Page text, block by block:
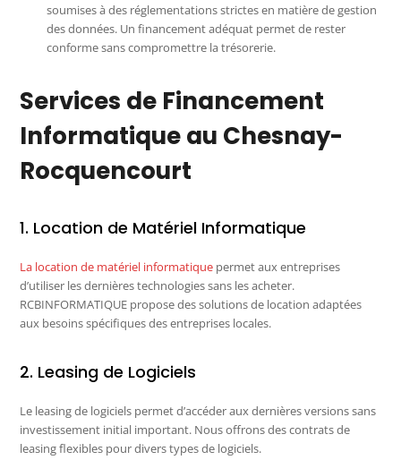
soumises à des réglementations strictes en matière de gestion
des données. Un financement adéquat permet de rester
conforme sans compromettre la trésorerie.
Services de Financement
Informatique au Chesnay-
Rocquencourt
1. Location de Matériel Informatique
La location de matériel informatique permet aux entreprises
d’utiliser les dernières technologies sans les acheter.
RCBINFORMATIQUE propose des solutions de location adaptées
aux besoins spécifiques des entreprises locales.
2. Leasing de Logiciels
Le leasing de logiciels permet d’accéder aux dernières versions sans
investissement initial important. Nous offrons des contrats de
leasing flexibles pour divers types de logiciels.